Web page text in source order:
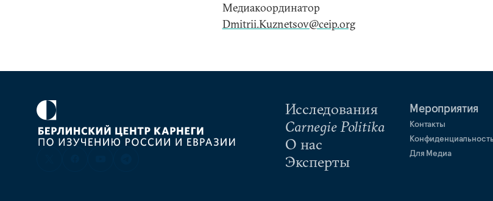
Медиакоординатор
Dmitrii.Kuznetsov@ceip.org
Исследования
Carnegie Politika
О нас
Эксперты
Мероприятия
Контакты
Для Медиа